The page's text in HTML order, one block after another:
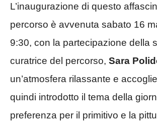
L’inaugurazione di questo
percorso è avvenuta sabato 16
9:30, con la partecipazione della
curatrice del percorso, Sara
un’atmosfera rilassante e
quindi introdotto il tema della
preferenza per il primitivo e la